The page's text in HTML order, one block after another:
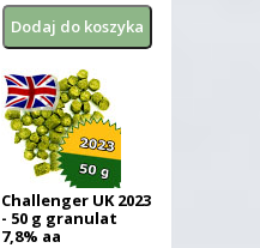
Challenger UK 2023
- 50 g granulat
7,8% aa